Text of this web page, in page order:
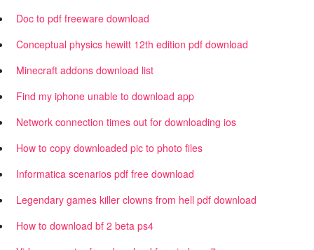
Doc to pdf freeware download
Conceptual physics hewitt 12th edition pdf download
Minecraft addons download list
Find my iphone unable to download app
Network connection times out for downloading ios
How to copy downloaded pic to photo files
Informatica scenarios pdf free download
Legendary games killer clowns from hell pdf download
How to download bf 2 beta ps4